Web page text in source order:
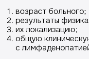
возраст больного;
результаты
их локализацию;
общую
с